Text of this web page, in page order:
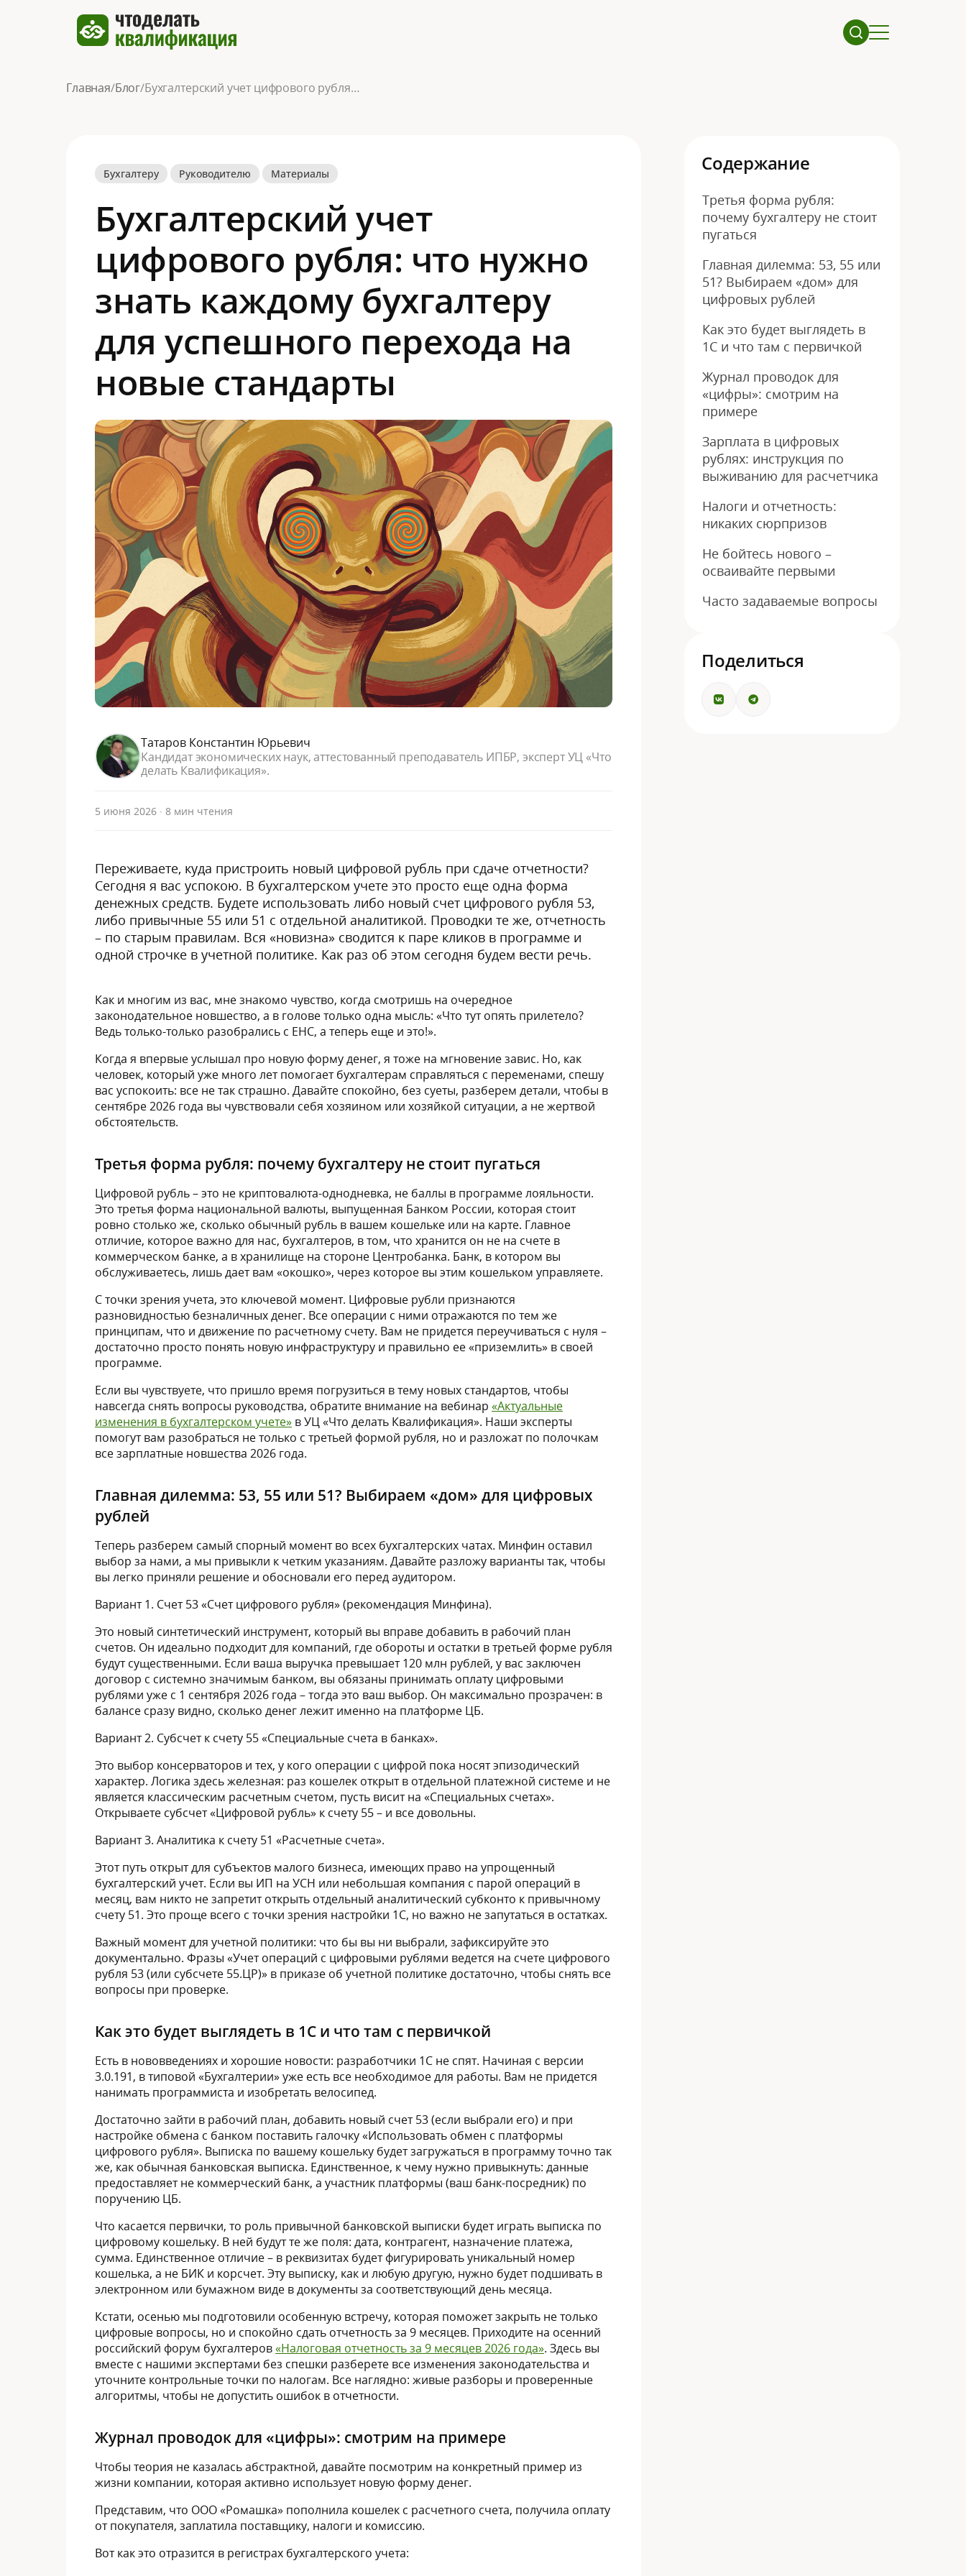
Главная/Блог/ Бухгалтерский учет цифрового рубля: что нужно знать каждому бухгалтеру для успешного перехода на новые стандарты
Бухгалтеру Руководителю Материалы
Бухгалтерский учет
цифрового рубля: что нужно
знать каждому бухгалтеру
для успешного перехода на
новые стандарты
Татаров Константин Юрьевич
Кандидат экономических наук, аттестованный преподаватель ИПБР, эксперт УЦ «Что
делать Квалификация».
5 июня 2026 · 8 мин чтения
Переживаете, куда пристроить новый цифровой рубль при сдаче отчетности?
Сегодня я вас успокою. В бухгалтерском учете это просто еще одна форма
денежных средств. Будете использовать либо новый счет цифрового рубля 53,
либо привычные 55 или 51 с отдельной аналитикой. Проводки те же, отчетность
– по старым правилам. Вся «новизна» сводится к паре кликов в программе и
одной строчке в учетной политике. Как раз об этом сегодня будем вести речь.
Как и многим из вас, мне знакомо чувство, когда смотришь на очередное
законодательное новшество, а в голове только одна мысль: «Что тут опять прилетело?
Ведь только-только разобрались с ЕНС, а теперь еще и это!».
Когда я впервые услышал про новую форму денег, я тоже на мгновение завис. Но, как
человек, который уже много лет помогает бухгалтерам справляться с переменами, спешу
вас успокоить: все не так страшно. Давайте спокойно, без суеты, разберем детали, чтобы в
сентябре 2026 года вы чувствовали себя хозяином или хозяйкой ситуации, а не жертвой
обстоятельств.
Третья форма рубля: почему бухгалтеру не стоит пугаться
Цифровой рубль – это не криптовалюта-однодневка, не баллы в программе лояльности.
Это третья форма национальной валюты, выпущенная Банком России, которая стоит
ровно столько же, сколько обычный рубль в вашем кошельке или на карте. Главное
отличие, которое важно для нас, бухгалтеров, в том, что хранится он не на счете в
коммерческом банке, а в хранилище на стороне Центробанка. Банк, в котором вы
обслуживаетесь, лишь дает вам «окошко», через которое вы этим кошельком управляете.
С точки зрения учета, это ключевой момент. Цифровые рубли признаются
разновидностью безналичных денег. Все операции с ними отражаются по тем же
принципам, что и движение по расчетному счету. Вам не придется переучиваться с нуля –
достаточно просто понять новую инфраструктуру и правильно ее «приземлить» в своей
программе.
Если вы чувствуете, что пришло время погрузиться в тему новых стандартов, чтобы
навсегда снять вопросы руководства, обратите внимание на вебинар «Актуальные
изменения в бухгалтерском учете» в УЦ «Что делать Квалификация». Наши эксперты
помогут вам разобраться не только с третьей формой рубля, но и разложат по полочкам
все зарплатные новшества 2026 года.
Главная дилемма: 53, 55 или 51? Выбираем «дом» для цифровых
рублей
Теперь разберем самый спорный момент во всех бухгалтерских чатах. Минфин оставил
выбор за нами, а мы привыкли к четким указаниям. Давайте разложу варианты так, чтобы
вы легко приняли решение и обосновали его перед аудитором.
Вариант 1. Счет 53 «Счет цифрового рубля» (рекомендация Минфина).
Это новый синтетический инструмент, который вы вправе добавить в рабочий план
счетов. Он идеально подходит для компаний, где обороты и остатки в третьей форме рубля
будут существенными. Если ваша выручка превышает 120 млн рублей, у вас заключен
договор с системно значимым банком, вы обязаны принимать оплату цифровыми
рублями уже с 1 сентября 2026 года – тогда это ваш выбор. Он максимально прозрачен: в
балансе сразу видно, сколько денег лежит именно на платформе ЦБ.
Вариант 2. Субсчет к счету 55 «Специальные счета в банках».
Это выбор консерваторов и тех, у кого операции с цифрой пока носят эпизодический
характер. Логика здесь железная: раз кошелек открыт в отдельной платежной системе и не
является классическим расчетным счетом, пусть висит на «Специальных счетах».
Открываете субсчет «Цифровой рубль» к счету 55 – и все довольны.
Вариант 3. Аналитика к счету 51 «Расчетные счета».
Этот путь открыт для субъектов малого бизнеса, имеющих право на упрощенный
бухгалтерский учет. Если вы ИП на УСН или небольшая компания с парой операций в
месяц, вам никто не запретит открыть отдельный аналитический субконто к привычному
счету 51. Это проще всего с точки зрения настройки 1С, но важно не запутаться в остатках.
Важный момент для учетной политики: что бы вы ни выбрали, зафиксируйте это
документально. Фразы «Учет операций с цифровыми рублями ведется на счете цифрового
рубля 53 (или субсчете 55.ЦР)» в приказе об учетной политике достаточно, чтобы снять все
вопросы при проверке.
Как это будет выглядеть в 1С и что там с первичкой
Есть в нововведениях и хорошие новости: разработчики 1С не спят. Начиная с версии
3.0.191, в типовой «Бухгалтерии» уже есть все необходимое для работы. Вам не придется
нанимать программиста и изобретать велосипед.
Достаточно зайти в рабочий план, добавить новый счет 53 (если выбрали его) и при
настройке обмена с банком поставить галочку «Использовать обмен с платформы
цифрового рубля». Выписка по вашему кошельку будет загружаться в программу точно так
же, как обычная банковская выписка. Единственное, к чему нужно привыкнуть: данные
предоставляет не коммерческий банк, а участник платформы (ваш банк-посредник) по
поручению ЦБ.
Что касается первички, то роль привычной банковской выписки будет играть выписка по
цифровому кошельку. В ней будут те же поля: дата, контрагент, назначение платежа,
сумма. Единственное отличие – в реквизитах будет фигурировать уникальный номер
кошелька, а не БИК и корсчет. Эту выписку, как и любую другую, нужно будет подшивать в
электронном или бумажном виде в документы за соответствующий день месяца.
Кстати, осенью мы подготовили особенную встречу, которая поможет закрыть не только
цифровые вопросы, но и спокойно сдать отчетность за 9 месяцев. Приходите на осенний
российский форум бухгалтеров«Налоговая отчетность за 9 месяцев 2026 года». Здесь вы
вместе с нашими экспертами без спешки разберете все изменения законодательства и
уточните контрольные точки по налогам. Все наглядно: живые разборы и проверенные
алгоритмы, чтобы не допустить ошибок в отчетности.
Журнал проводок для «цифры»: смотрим на примере
Чтобы теория не казалась абстрактной, давайте посмотрим на конкретный пример из
жизни компании, которая активно использует новую форму денег.
Представим, что ООО «Ромашка» пополнила кошелек с расчетного счета, получила оплату
от покупателя, заплатила поставщику, налоги и комиссию.
Вот как это отразится в регистрах бухгалтерского учета:
Содержание
Третья форма рубля:
почему бухгалтеру не стоит
пугаться
Главная дилемма: 53, 55 или
51? Выбираем «дом» для
цифровых рублей
Как это будет выглядеть в
1С и что там с первичкой
Журнал проводок для
«цифры»: смотрим на
примере
Зарплата в цифровых
рублях: инструкция по
выживанию для расчетчика
Налоги и отчетность:
никаких сюрпризов
Не бойтесь нового –
осваивайте первыми
Часто задаваемые вопросы
Поделиться